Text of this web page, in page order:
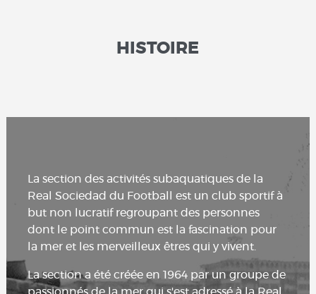
HISTOIRE
La section des activités subaquatiques de la
Real Sociedad du Football est un club sportif à
but non lucratif regroupant des personnes
dont le point commun est la fascination pour
la mer et les merveilleux êtres qui y vivent.
La section a été créée en 1964 par un groupe de
passionnés de la mer qui s'est adressé à la Real